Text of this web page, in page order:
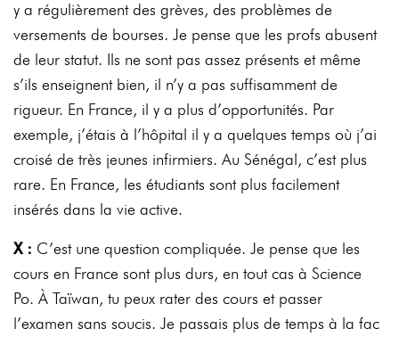
y a régulièrement des grèves, des problèmes de
versements de bourses. Je pense que les profs abusent
de leur statut. Ils ne sont pas assez présents et même
s’ils enseignent bien, il n’y a pas suffisamment de
rigueur. En France, il y a plus d’opportunités. Par
exemple, j’étais à l’hôpital il y a quelques temps où j’ai
croisé de très jeunes infirmiers. Au Sénégal, c’est plus
rare. En France, les étudiants sont plus facilement
insérés dans la vie active.
X : C’est une question compliquée. Je pense que les
cours en France sont plus durs, en tout cas à Science
Po. À Taïwan, tu peux rater des cours et passer
l’examen sans soucis. Je passais plus de temps à la fac